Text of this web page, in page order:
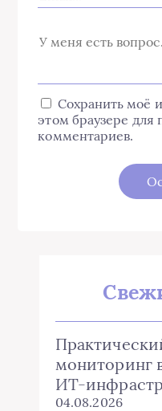
Сохранить моё
этом браузере
комментариев.
мониторинг
ИТ-
04.08.2026